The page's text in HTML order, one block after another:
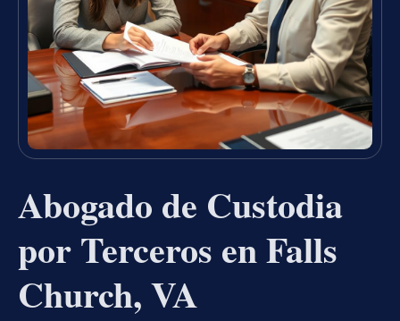
Abogado de Custodia
por Terceros en Falls
Church, VA